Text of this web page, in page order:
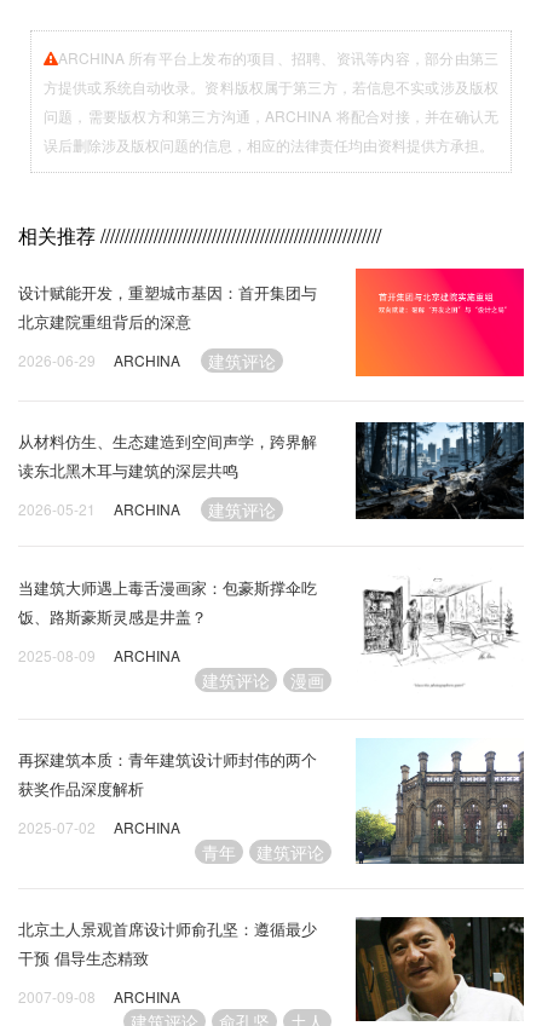
ARCHINA 所有平台上发布的项目、招聘、资讯等内容，部分由第三
方提供或系统自动收录。资料版权属于第三方，若信息不实或涉及版权
问题，需要版权方和第三方沟通，ARCHINA 将配合对接，并在确认无
误后删除涉及版权问题的信息，相应的法律责任均由资料提供方承担。
相关推荐//////////////////////////////////////////////////////////
设计赋能开发，重塑城市基因：首开集团与
北京建院重组背后的深意
2026-06-29 ARCHINA 建筑评论
从材料仿生、生态建造到空间声学，跨界解
读东北黑木耳与建筑的深层共鸣
2026-05-21 ARCHINA 建筑评论
当建筑大师遇上毒舌漫画家：包豪斯撑伞吃
饭、路斯豪斯灵感是井盖？
2025-08-09 ARCHINA
建筑评论 漫画
再探建筑本质：青年建筑设计师封伟的两个
获奖作品深度解析
2025-07-02 ARCHINA
青年 建筑评论
北京土人景观首席设计师俞孔坚：遵循最少
干预 倡导生态精致
2007-09-08 ARCHINA
建筑评论 俞孔坚 土人